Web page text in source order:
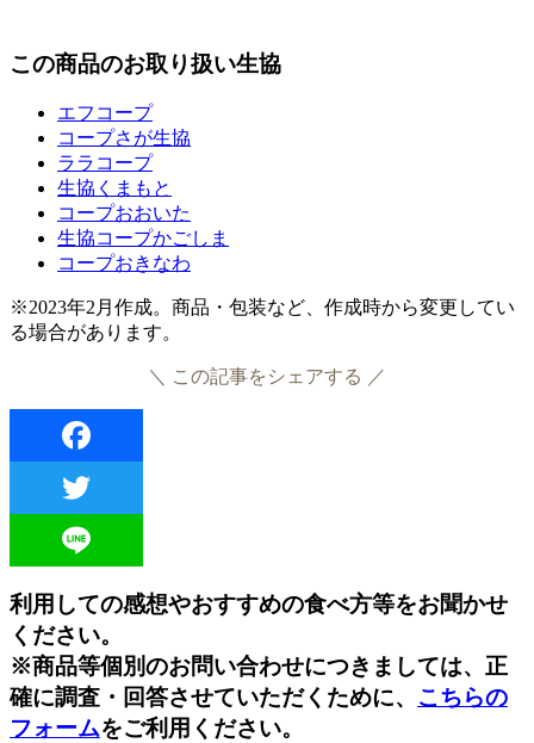
この商品のお取り扱い生協
エフコープ
コープさが生協
ララコープ
生協くまもと
コープおおいた
生協コープかごしま
コープおきなわ
※2023年2月作成。商品・包装など、作成時から変更してい
る場合があります。
＼ この記事をシェアする ／
利用しての感想やおすすめの食べ方等をお聞かせ
ください。
※商品等個別のお問い合わせにつきましては、正
確に調査・回答させていただくために、 こちらの
フォームをご利用ください。